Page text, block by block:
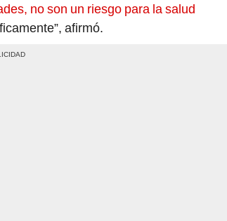
no son un riesgo para la salud
afirmó.